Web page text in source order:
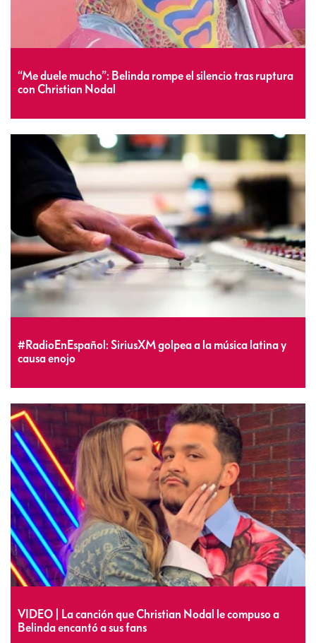
“Me duele mucho”: Belinda rompe el silencio tras ruptura
con Christian Nodal
#RadioEnEspañol: SiriusXM golpea a la música latina y
causa enojo
VIDEO | La canción que Christian Nodal le compuso a
Belinda encantó a sus fans